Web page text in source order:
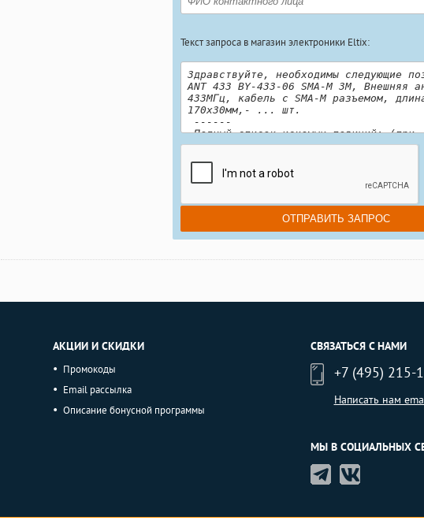
Текст запроса в магазин электроники Eltix:
АКЦИИ И СКИДКИ
Промокоды
Email рассылка
Описание бонусной программы
СВЯЗАТЬСЯ С НАМИ
+7 (495) 215-
Написать нам
МЫ В СОЦИАЛЬНЫХ